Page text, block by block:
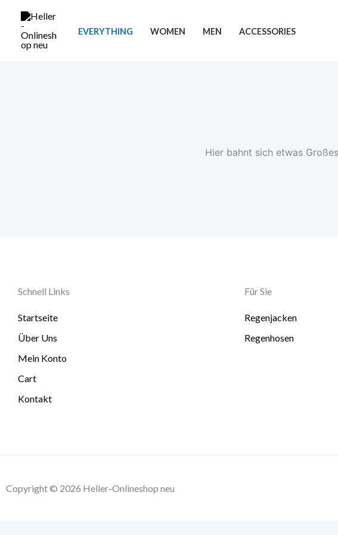
Inhalt
springen
EVERYTHING WOMEN MEN ACCESSORIES
Hier bahnt sich etwas
Schnell Links
Startseite
Über Uns
Mein Konto
Cart
Kontakt
Für Sie
Regenjacken
Regenhosen
Copyright © 2026 Heller-Onlineshop neu